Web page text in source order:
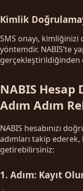
Kimlik
SMS onayı,
yöntemdir. NABIS’te
gerçekleştirildiğinden
NABIS Hesap
Adım Adım
NABIS hesabınızı
adımları takip ederek,
getirebilirsiniz:
1. Adım: Kayıt